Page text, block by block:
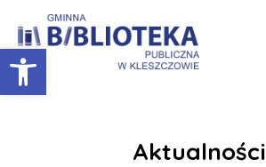
Otwórz pasek narzędzi
Aktualności